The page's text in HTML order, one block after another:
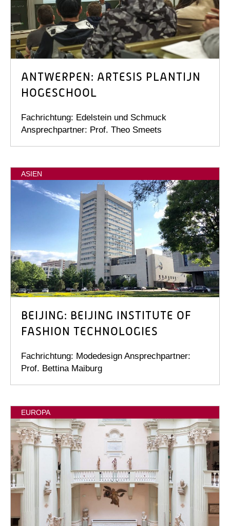
ANTWERPEN: ARTESIS PLANTIJN
HOGESCHOOL
Fachrichtung: Edelstein und Schmuck
Ansprechpartner: Prof. Theo Smeets
ASIEN
BEIJING: BEIJING INSTITUTE OF
FASHION TECHNOLOGIES
Fachrichtung: Modedesign Ansprechpartner:
Prof. Bettina Maiburg
EUROPA